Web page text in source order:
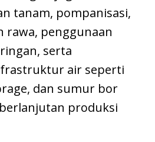
tanam, pompanisasi,
rawa, penggunaan
serta
air seperti
dan sumur bor
produksi